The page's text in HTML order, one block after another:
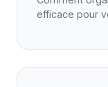
efficace pour